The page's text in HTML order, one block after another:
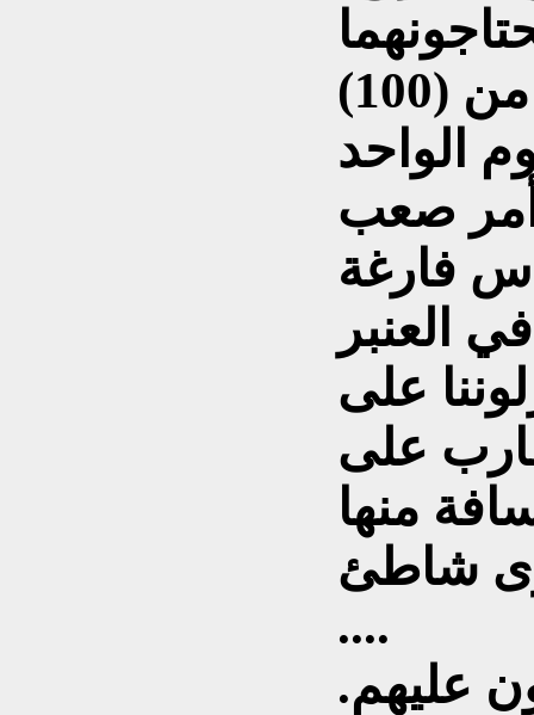
إنهم يقومون بتقشير أكثر من (100)
فارغة
على
على
منها
....
عليهم.